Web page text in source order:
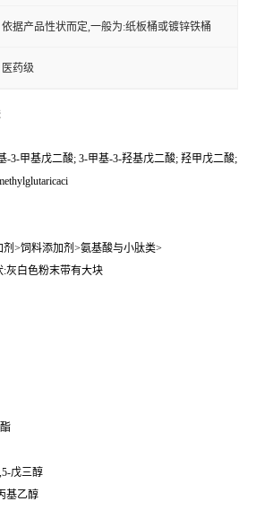
依据产品性状而定,一般为:纸板桶或镀锌铁桶
医药级
-3-甲基戊二酸; 3-甲基-3-羟基戊二酸; 羟甲戊二酸;
>饲料添加剂>氨基酸与小肽类>
灰白色粉末带有大块
戊三醇
基乙醇